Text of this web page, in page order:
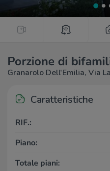
Porzione di
Granarolo Dell'Emilia, Via
Caratteristiche
RIF.:
Piano:
Totale piani: